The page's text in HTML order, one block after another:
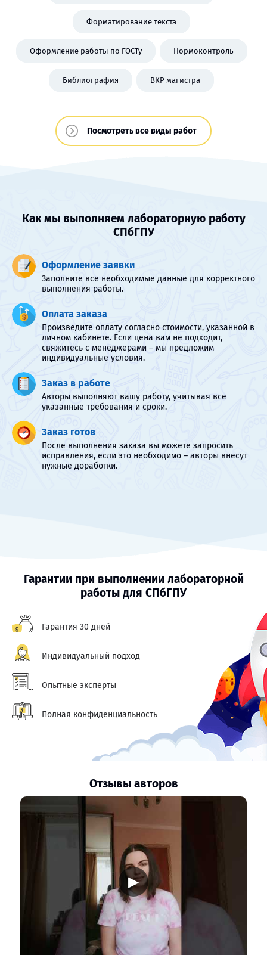
Форматирование текста
Оформление работы по ГОСТу Нормоконтроль
Библиография ВКР магистра
Посмотреть все виды работ
Как мы выполняем лабораторную работу
СПбГПУ
Оформление заявки
Заполните все необходимые данные для корректного
выполнения работы.
Оплата заказа
Произведите оплату согласно стоимости, указанной в
личном кабинете. Если цена вам не подходит,
свяжитесь с менеджерами – мы предложим
индивидуальные условия.
Заказ в работе
Авторы выполняют вашу работу, учитывая все
указанные требования и сроки.
Заказ готов
После выполнения заказа вы можете запросить
исправления, если это необходимо – авторы внесут
нужные доработки.
Гарантии при выполнении лабораторной
работы для СПбГПУ
Гарантия 30 дней
Индивидуальный подход
Опытные эксперты
Полная конфиденциальность
Отзывы авторов
▶